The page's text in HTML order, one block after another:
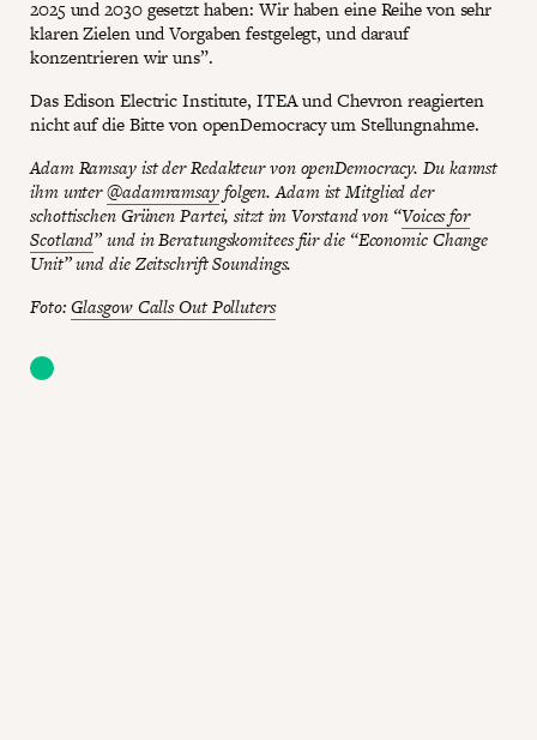
2025 und 2030 gesetzt haben: Wir haben eine Reihe von sehr
klaren Zielen und Vorgaben festgelegt, und darauf
konzentrieren wir uns”.
Das Edison Electric Institute, ITEA und Chevron reagierten
nicht auf die Bitte von openDemocracy um Stellungnahme.
Adam Ramsay ist der Redakteur von openDemocracy. Du kannst
ihm unter@adamramsayfolgen. Adam ist Mitglied der
schottischen Grünen Partei, sitzt im Vorstand von “Voices for
Scotland” und in Beratungskomitees für die “Economic Change
Unit” und die Zeitschrift Soundings.
Foto:Glasgow Calls Out Polluters